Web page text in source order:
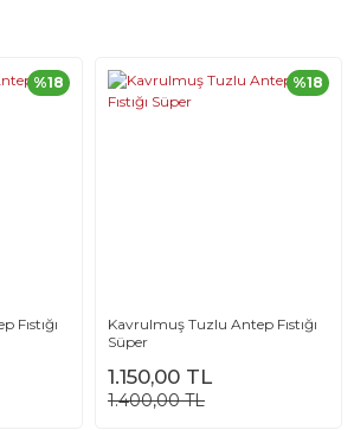
Fıstığı
%18
Kavrulmuş Tuzlu Antep Fıstığı
Süper
%18
1.150,00 TL
1.400,00 TL